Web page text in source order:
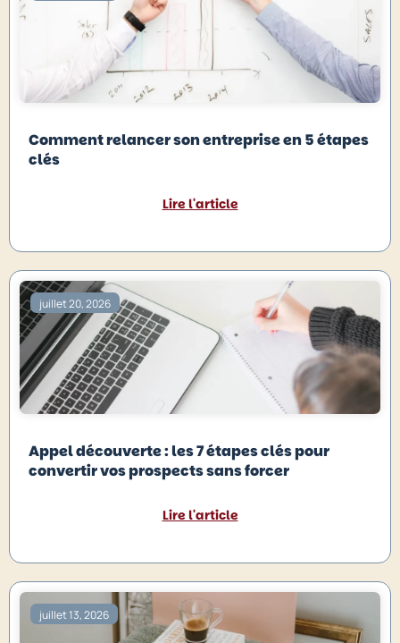
Comment relancer son entreprise en 5 étapes
clés
Lire l'article
juillet 20, 2026
Appel découverte : les 7 étapes clés pour
convertir vos prospects sans forcer
Lire l'article
juillet 13, 2026